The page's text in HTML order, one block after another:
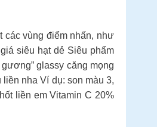
các vùng điểm nhấn, như
siêu hạt dẻ Siêu phẩm
glassy căng mọng
nha Ví dụ: son màu 3,
liền em Vitamin C 20%